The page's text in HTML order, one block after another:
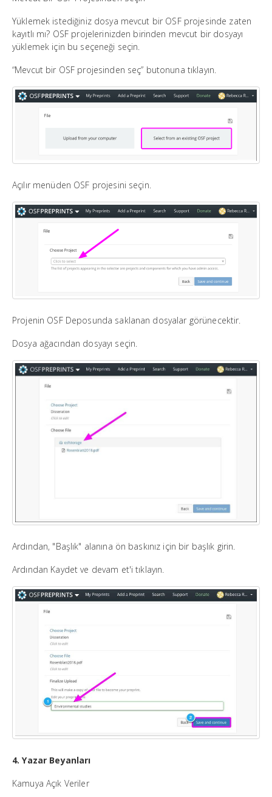
Yüklemek istediğiniz dosya mevcut bir OSF projesinde zaten
kayıtlı mı? OSF projelerinizden birinden mevcut bir dosyayı
yüklemek için bu seçeneği seçin.
“Mevcut bir OSF projesinden seç” butonuna tıklayın.
Açılır menüden OSF projesini seçin.
Projenin OSF Deposunda saklanan dosyalar görünecektir.
Dosya ağacından dosyayı seçin.
Ardından, "Başlık" alanına ön baskınız için bir başlık girin.
Ardından Kaydet ve devam et'i tıklayın.
4. Yazar Beyanları
Kamuya Açık Veriler